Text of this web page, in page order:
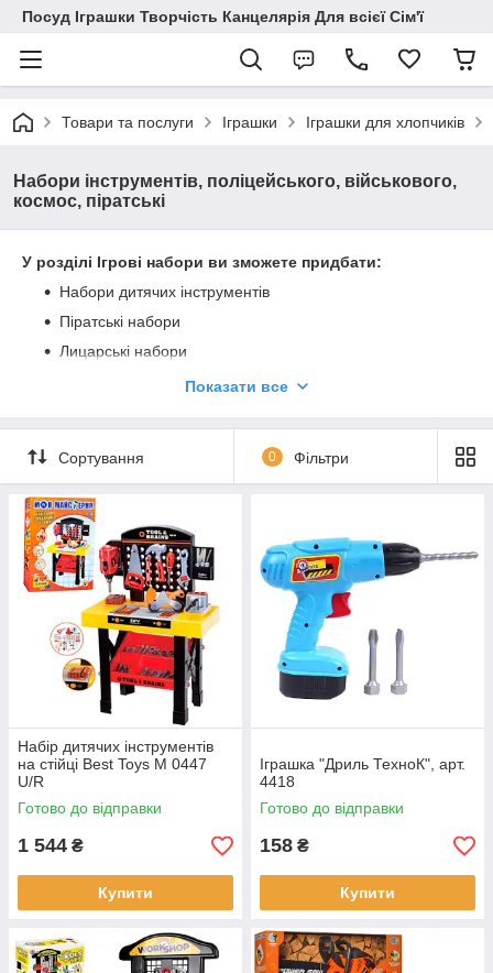
Посуд Іграшки Творчість Канцелярія Для всієї Сім'ї
Товари та послуги Іграшки Іграшки для хлопчиків
Набори інструментів, поліцейського, військового,
космос, піратські
У розділі Ігрові набори ви зможете придбати:
Набори дитячих інструментів
Піратські набори
Лицарські набори
Військові набори з солдатиками
Показати все
Сортування 0 Фільтри
Набір дитячих інструментів
на стійці Best Toys M 0447
U/R
Готово до відправки
1 544 ₴
Купити
Іграшка "Дриль ТехноК", арт.
4418
Готово до відправки
158 ₴
Купити